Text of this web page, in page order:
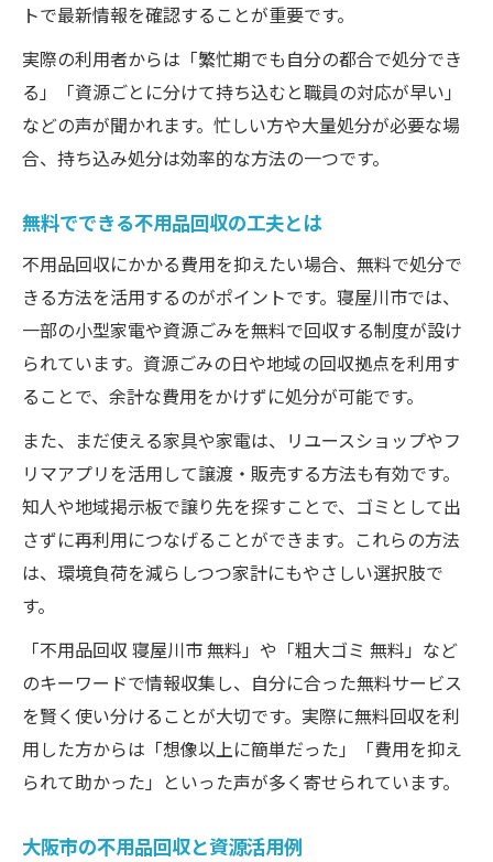
トで最新情報を確認することが重要です。
実際の利用者からは「繁忙期でも自分の都合で処分でき
る」「資源ごとに分けて持ち込むと職員の対応が早い」
などの声が聞かれます。忙しい方や大量処分が必要な場
合、持ち込み処分は効率的な方法の一つです。
無料でできる不用品回収の工夫とは
不用品回収にかかる費用を抑えたい場合、無料で処分で
きる方法を活用するのがポイントです。寝屋川市では、
一部の小型家電や資源ごみを無料で回収する制度が設け
られています。資源ごみの日や地域の回収拠点を利用す
ることで、余計な費用をかけずに処分が可能です。
また、まだ使える家具や家電は、リユースショップやフ
リマアプリを活用して譲渡・販売する方法も有効です。
知人や地域掲示板で譲り先を探すことで、ゴミとして出
さずに再利用につなげることができます。これらの方法
は、環境負荷を減らしつつ家計にもやさしい選択肢で
す。
「不用品回収 寝屋川市 無料」や「粗大ゴミ 無料」など
のキーワードで情報収集し、自分に合った無料サービス
を賢く使い分けることが大切です。実際に無料回収を利
用した方からは「想像以上に簡単だった」「費用を抑え
られて助かった」といった声が多く寄せられています。
大阪市の不用品回収と資源活用例